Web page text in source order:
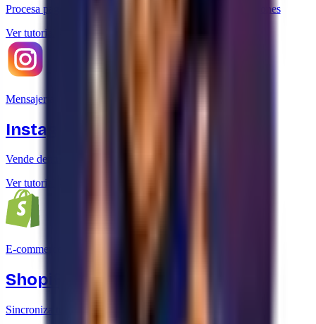
Procesa pagos con tarjeta de crédito desde tus conversaciones
Ver tutorial
Mensajería
Instagram Direct
Vende dentro de DMs de Instagram con la misma IA
Ver tutorial
E-commerce
Shopify
Sincroniza tu catálogo de Shopify con yavendió!